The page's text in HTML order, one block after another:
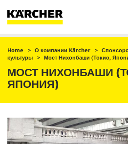
Корзина
Home О компании Kärcher
культуры
Мост Нихонбаши (Токио,
МОСТ НИХОНБАШИ
ЯПОНИЯ)